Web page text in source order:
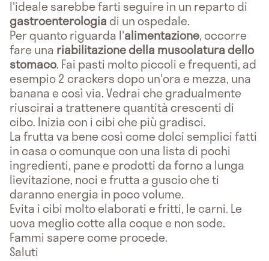
l'ideale sarebbe farti seguire in un reparto di
gastroenterologiadi un ospedale.
Per quanto riguarda l'alimentazione, occorre
fare una riabilitazione della muscolatura dello
stomaco. Fai pasti molto piccoli e frequenti, ad
esempio 2 crackers dopo un'ora e mezza, una
banana e così via. Vedrai che gradualmente
riuscirai a trattenere quantità crescenti di
cibo. Inizia con i cibi che più gradisci.
La frutta va bene così come dolci semplici fatti
in casa o comunque con una lista di pochi
ingredienti, pane e prodotti da forno a lunga
lievitazione, noci e frutta a guscio che ti
daranno energia in poco volume.
Evita i cibi molto elaborati e fritti, le carni. Le
uova meglio cotte alla coque e non sode.
Fammi sapere come procede.
Saluti